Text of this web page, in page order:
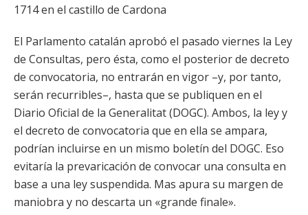
1714 en el castillo de Cardona
El Parlamento catalán aprobó el pasado viernes la Ley
de Consultas, pero ésta, como el posterior de decreto
de convocatoria, no entrarán en vigor –y, por tanto,
serán recurribles–, hasta que se publiquen en el
Diario Oficial de la Generalitat (DOGC). Ambos, la ley y
el decreto de convocatoria que en ella se ampara,
podrían incluirse en un mismo boletín del DOGC. Eso
evitaría la prevaricación de convocar una consulta en
base a una ley suspendida. Mas apura su margen de
maniobra y no descarta un «grande finale».